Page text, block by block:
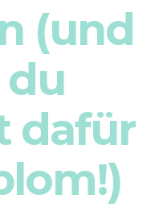
(und
du
dafür